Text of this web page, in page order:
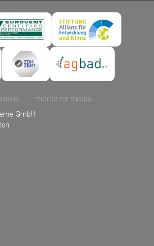
| morbitzer media
GmbH